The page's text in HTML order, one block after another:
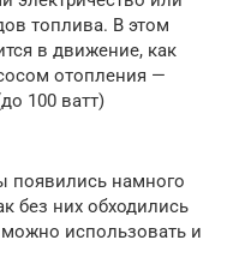
топлива. В этом
в движение, как
отопления —
100 ватт)
появились намного
без них обходились
использовать и